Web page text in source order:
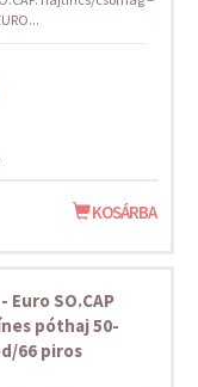
KOSÁRBA
Euro SO.CAP
póthaj 50-
66 piros